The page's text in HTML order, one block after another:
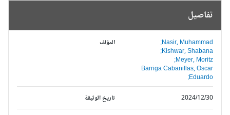
تفاصيل
المؤلف
Nasir, Muhammad;
Kishwar, Shabana;
Meyer, Moritz;
Barriga Cabanillas, Oscar
Eduardo;
تاريخ الوثيقة
2024/12/30